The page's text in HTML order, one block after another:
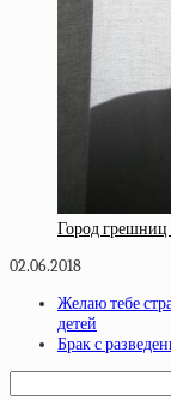
Город грешниц
02.06.2018
Желаю тебе
детей
Брак с